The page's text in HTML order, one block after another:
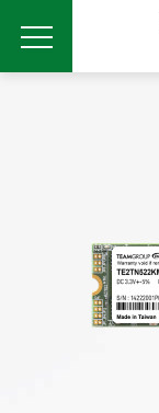
note:
This
website